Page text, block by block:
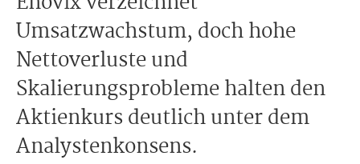
Umsatzwachstum, doch hohe
Nettoverluste und
Skalierungsprobleme halten den
Aktienkurs deutlich unter dem
Analystenkonsens.